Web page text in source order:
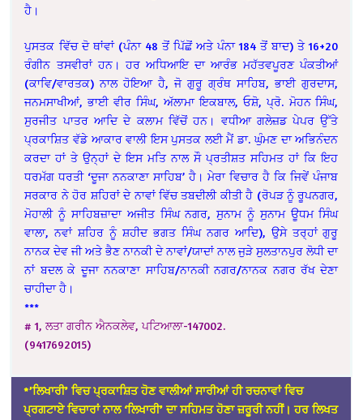
ਹੈ।
ਪੁਸਤਕ ਵਿੱਚ ਦੋ ਥਾਂਵਾਂ (ਪੰਨਾ 48 ਤੋਂ ਪਿੱਛੋਂ ਅਤੇ ਪੰਨਾ 184 ਤੋਂ ਬਾਦ) ਤੇ 16+20
ਰੰਗੀਨ ਤਸਵੀਰਾਂ ਹਨ। ਹਰ ਅਧਿਆਇ ਦਾ ਆਰੰਭ ਮਹੱਤਵਪੂਰਣ ਪੰਕਤੀਆਂ
(ਕਾਵਿ/ਵਾਰਤਕ) ਨਾਲ ਹੋਇਆ ਹੈ, ਜੋ ਗੁਰੂ ਗ੍ਰੰਥ ਸਾਹਿਬ, ਭਾਈ ਗੁਰਦਾਸ,
ਜਨਮਸਾਖੀਆਂ, ਭਾਈ ਵੀਰ ਸਿੰਘ, ਅੱਲਾਮਾ ਇਕਬਾਲ, ਓਸ਼ੋ, ਪ੍ਰੋ. ਮੋਹਨ ਸਿੰਘ,
ਸੁਰਜੀਤ ਪਾਤਰ ਆਦਿ ਦੇ ਕਲਾਮ ਵਿੱਚੋਂ ਹਨ। ਵਧੀਆ ਗਲੇਜ਼ਡ ਪੇਪਰ ਉੱਤੇ
ਪ੍ਰਕਾਸ਼ਿਤ ਵੱਡੇ ਆਕਾਰ ਵਾਲੀ ਇਸ ਪੁਸਤਕ ਲਈ ਮੈਂ ਡਾ. ਘੁੰਮਣ ਦਾ ਅਭਿਨੰਦਨ
ਕਰਦਾ ਹਾਂ ਤੇ ਉਨ੍ਹਾਂ ਦੇ ਇਸ ਮਤਿ ਨਾਲ ਸੌ ਪ੍ਰਤੀਸ਼ਤ ਸਹਿਮਤ ਹਾਂ ਕਿ ਇਹ
ਧਰਮੱਗ ਧਰਤੀ ‘ਦੂਜਾ ਨਨਕਾਣਾ ਸਾਹਿਬ’ ਹੈ। ਮੇਰਾ ਵਿਚਾਰ ਹੈ ਕਿ ਜਿਵੇਂ ਪੰਜਾਬ
ਸਰਕਾਰ ਨੇ ਹੋਰ ਸ਼ਹਿਰਾਂ ਦੇ ਨਾਵਾਂ ਵਿੱਚ ਤਬਦੀਲੀ ਕੀਤੀ ਹੈ (ਰੋਪੜ ਨੂੰ ਰੂਪਨਗਰ,
ਮੋਹਾਲੀ ਨੂੰ ਸਾਹਿਬਜ਼ਾਦਾ ਅਜੀਤ ਸਿੰਘ ਨਗਰ, ਸੁਨਾਮ ਨੂੰ ਸੁਨਾਮ ਊਧਮ ਸਿੰਘ
ਵਾਲਾ, ਨਵਾਂ ਸ਼ਹਿਰ ਨੂੰ ਸ਼ਹੀਦ ਭਗਤ ਸਿੰਘ ਨਗਰ ਆਦਿ), ਉਸੇ ਤਰ੍ਹਾਂ ਗੁਰੂ
ਨਾਨਕ ਦੇਵ ਜੀ ਅਤੇ ਭੈਣ ਨਾਨਕੀ ਦੇ ਨਾਵਾਂ/ਯਾਦਾਂ ਨਾਲ ਜੁੜੇ ਸੁਲਤਾਨਪੁਰ ਲੋਧੀ ਦਾ
ਨਾਂ ਬਦਲ ਕੇ ਦੂਜਾ ਨਨਕਾਣਾ ਸਾਹਿਬ/ਨਾਨਕੀ ਨਗਰ/ਨਾਨਕ ਨਗਰ ਰੱਖ ਦੇਣਾ
ਚਾਹੀਦਾ ਹੈ।
***
# 1, ਲਤਾ ਗਰੀਨ ਐਨਕਲੇਵ, ਪਟਿਆਲਾ-147002.
(9417692015)
*’ਲਿਖਾਰੀ’ ਵਿਚ ਪ੍ਰਕਾਸ਼ਿਤ ਹੋਣ ਵਾਲੀਆਂ ਸਾਰੀਆਂ ਹੀ ਰਚਨਾਵਾਂ ਵਿਚ
ਪ੍ਰਗਟਾਏ ਵਿਚਾਰਾਂ ਨਾਲ ‘ਲਿਖਾਰੀ’ ਦਾ ਸਹਿਮਤ ਹੋਣਾ ਜ਼ਰੂਰੀ ਨਹੀਂ। ਹਰ ਲਿਖਤ